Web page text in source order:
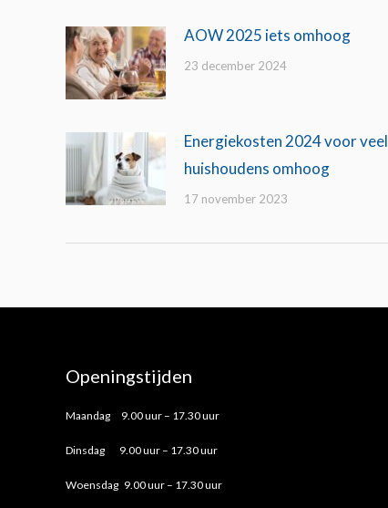
AOW 2025 iets omhoog
23 december 2024
Energiekosten 2024 voor veel
huishoudens omhoog
17 november 2023
Openingstijden
Maandag 9.00 uur – 17.30 uur
Dinsdag 9.00 uur – 17.30 uur
Woensdag 9.00 uur – 17.30 uur